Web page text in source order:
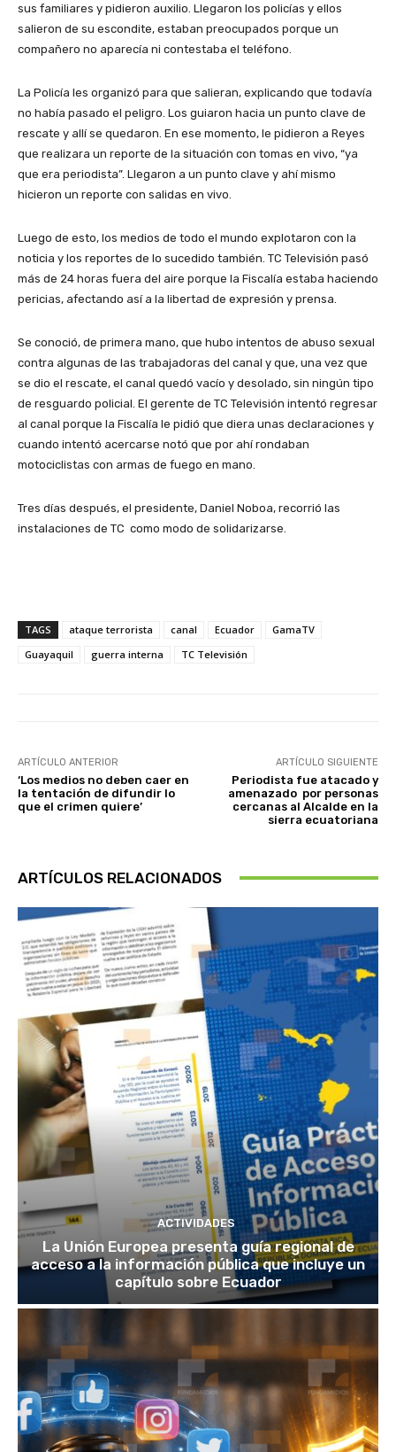
sus familiares y pidieron auxilio. Llegaron los policías y ellos
salieron de su escondite, estaban preocupados porque un
compañero no aparecía ni contestaba el teléfono.
La Policía les organizó para que salieran, explicando que todavía
no había pasado el peligro. Los guiaron hacia un punto clave de
rescate y allí se quedaron. En ese momento, le pidieron a Reyes
que realizara un reporte de la situación con tomas en vivo, “ya
que era periodista”. Llegaron a un punto clave y ahí mismo
hicieron un reporte con salidas en vivo.
Luego de esto, los medios de todo el mundo explotaron con la
noticia y los reportes de lo sucedido también. TC Televisión pasó
más de 24 horas fuera del aire porque la Fiscalía estaba haciendo
pericias, afectando así a la libertad de expresión y prensa.
Se conoció, de primera mano, que hubo intentos de abuso sexual
contra algunas de las trabajadoras del canal y que, una vez que
se dio el rescate, el canal quedó vacío y desolado, sin ningún tipo
de resguardo policial. El gerente de TC Televisión intentó regresar
al canal porque la Fiscalía le pidió que diera unas declaraciones y
cuando intentó acercarse notó que por ahí rondaban
motociclistas con armas de fuego en mano.
Tres días después, el presidente, Daniel Noboa, recorrió las
instalaciones de TC como modo de solidarizarse.
TAGS ataque terrorista canal Ecuador
GamaTV
Guayaquil
guerra interna TC Televisión
ARTÍCULO ANTERIOR
‘Los medios no deben caer en
la tentación de difundir lo
que el crimen quiere’
ARTÍCULO SIGUIENTE
Periodista fue atacado y
amenazado por personas
cercanas al Alcalde en la
sierra ecuatoriana
ARTÍCULOS RELACIONADOS
ACTIVIDADES
La Unión Europea presenta guía regional de
acceso a la información pública que incluye un
capítulo sobre Ecuador